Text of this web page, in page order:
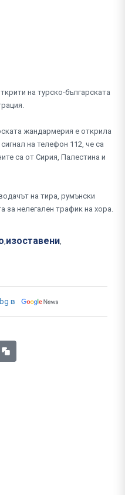
на турско-българската
жандармерия е открила
на телефон 112, че са
са от Сирия, Палестина и
на тира, румънски
за нелегален трафик на хора.
,изоставени,
в